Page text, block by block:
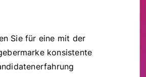
Sie für eine mit der
konsistente